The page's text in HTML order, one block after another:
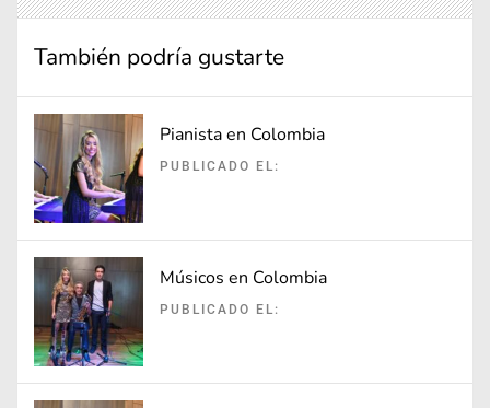
También podría gustarte
Pianista en Colombia
PUBLICADO EL:
Músicos en Colombia
PUBLICADO EL: